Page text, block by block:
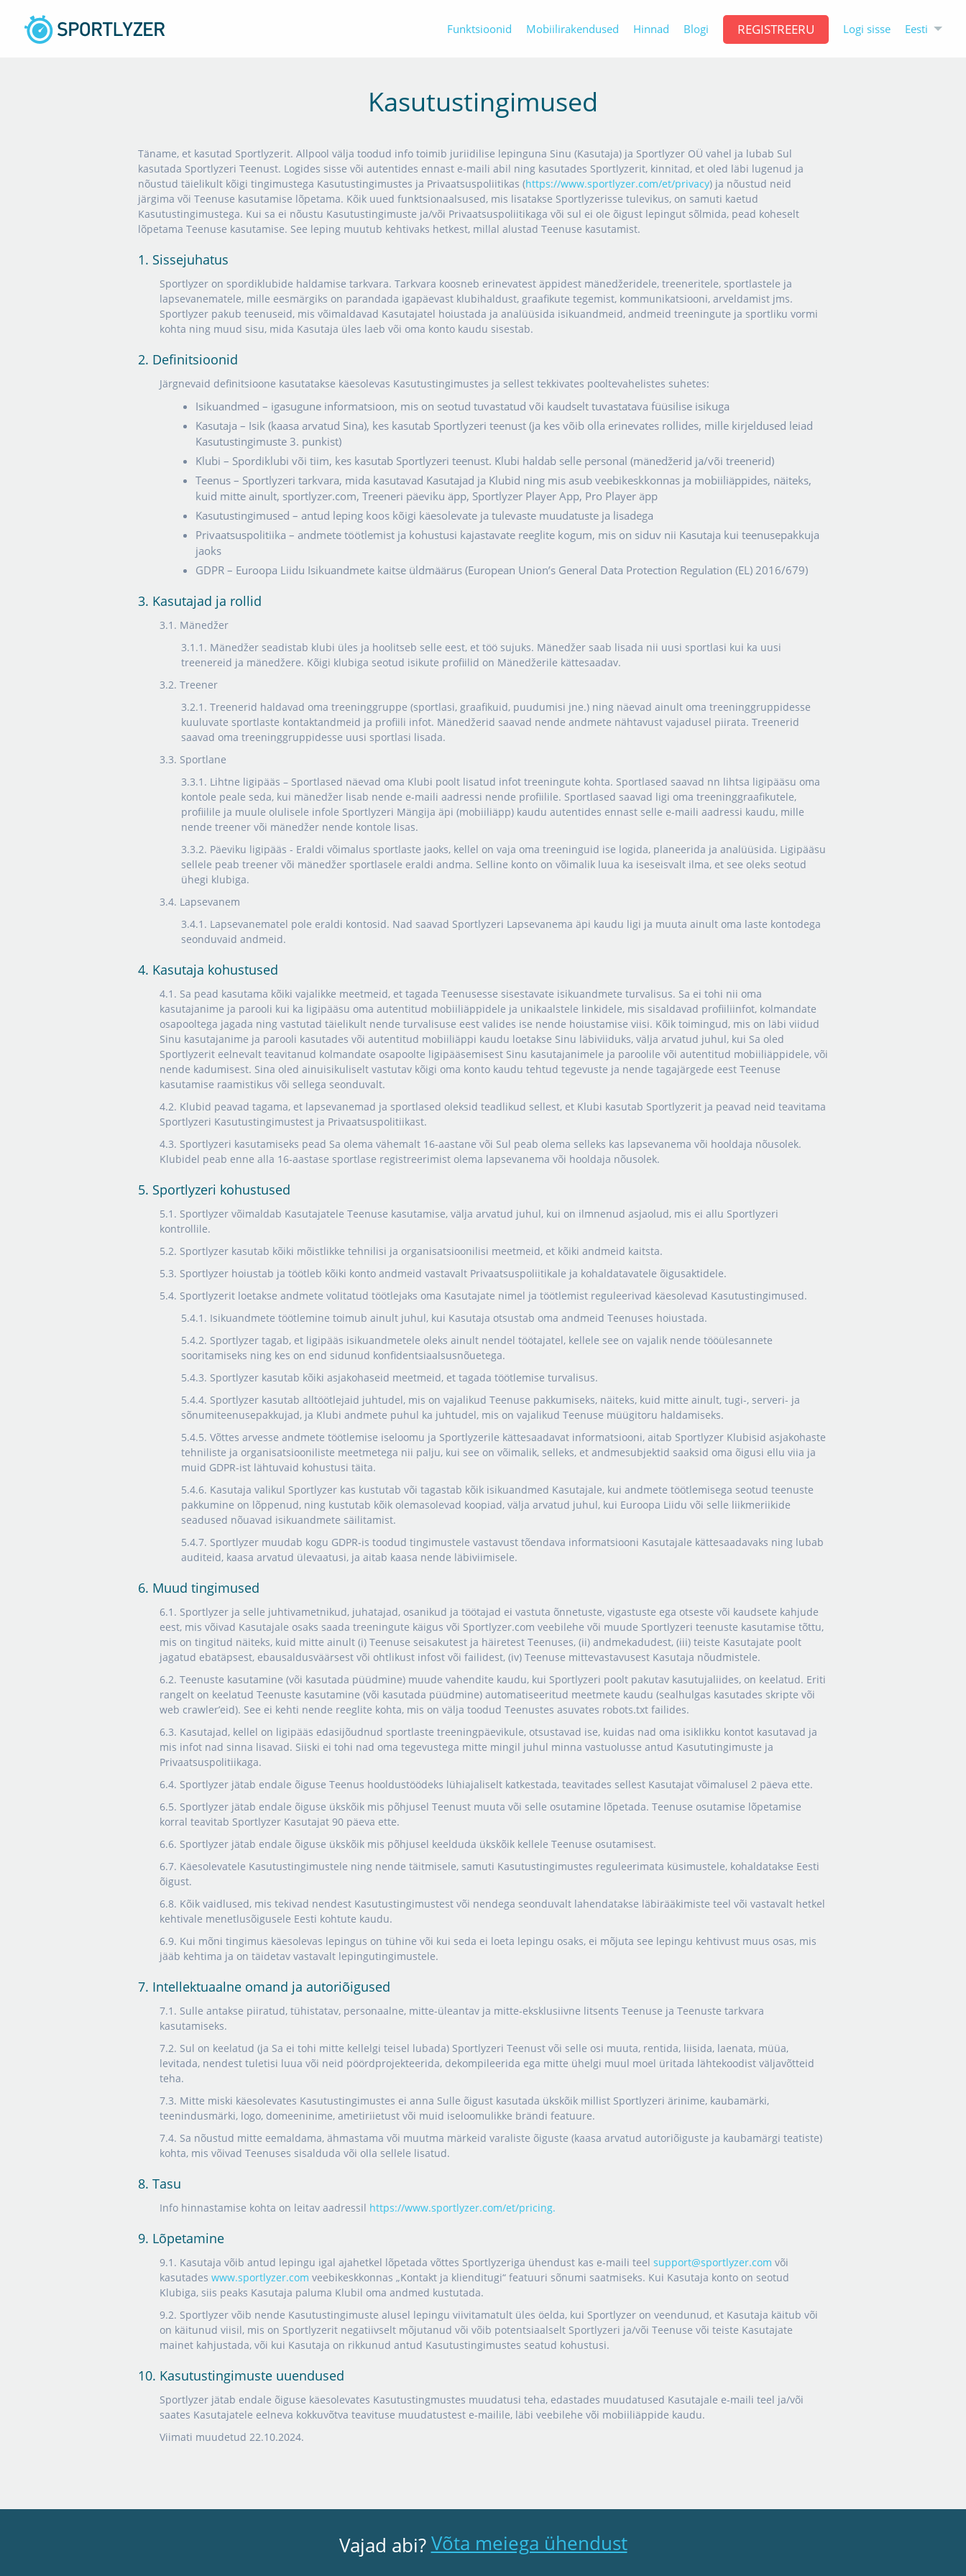
Funktsioonid Mobiilirakendused Hinnad Blogi REGISTREERU Logi sisse Eesti
Kasutustingimused
Täname, et kasutad Sportlyzerit. Allpool välja toodud info toimib juriidilise lepinguna Sinu (Kasutaja) ja Sportlyzer OÜ vahel ja lubab Sul
kasutada Sportlyzeri Teenust. Logides sisse või autentides ennast e-maili abil ning kasutades Sportlyzerit, kinnitad, et oled läbi lugenud ja
nõustud täielikult kõigi tingimustega Kasutustingimustes ja Privaatsuspoliitikas (https://www.sportlyzer.com/et/privacy) ja nõustud neid
järgima või Teenuse kasutamise lõpetama. Kõik uued funktsionaalsused, mis lisatakse Sportlyzerisse tulevikus, on samuti kaetud
Kasutustingimustega. Kui sa ei nõustu Kasutustingimuste ja/või Privaatsuspoliitikaga või sul ei ole õigust lepingut sõlmida, pead koheselt
lõpetama Teenuse kasutamise. See leping muutub kehtivaks hetkest, millal alustad Teenuse kasutamist.
1. Sissejuhatus
Sportlyzer on spordiklubide haldamise tarkvara. Tarkvara koosneb erinevatest äppidest mänedžeridele, treeneritele, sportlastele ja
lapsevanematele, mille eesmärgiks on parandada igapäevast klubihaldust, graafikute tegemist, kommunikatsiooni, arveldamist jms.
Sportlyzer pakub teenuseid, mis võimaldavad Kasutajatel hoiustada ja analüüsida isikuandmeid, andmeid treeningute ja sportliku vormi
kohta ning muud sisu, mida Kasutaja üles laeb või oma konto kaudu sisestab.
2. Definitsioonid
Järgnevaid definitsioone kasutatakse käesolevas Kasutustingimustes ja sellest tekkivates pooltevahelistes suhetes:
Isikuandmed – igasugune informatsioon, mis on seotud tuvastatud või kaudselt tuvastatava füüsilise isikuga
Kasutaja – Isik (kaasa arvatud Sina), kes kasutab Sportlyzeri teenust (ja kes võib olla erinevates rollides, mille kirjeldused leiad
Kasutustingimuste 3. punkist)
Klubi – Spordiklubi või tiim, kes kasutab Sportlyzeri teenust. Klubi haldab selle personal (mänedžerid ja/või treenerid)
Teenus – Sportlyzeri tarkvara, mida kasutavad Kasutajad ja Klubid ning mis asub veebikeskkonnas ja mobiiliäppides, näiteks,
kuid mitte ainult, sportlyzer.com, Treeneri päeviku äpp, Sportlyzer Player App, Pro Player äpp
Kasutustingimused – antud leping koos kõigi käesolevate ja tulevaste muudatuste ja lisadega
Privaatsuspolitiika – andmete töötlemist ja kohustusi kajastavate reeglite kogum, mis on siduv nii Kasutaja kui teenusepakkuja
jaoks
GDPR – Euroopa Liidu Isikuandmete kaitse üldmäärus (European Union’s General Data Protection Regulation (EL) 2016/679)
3. Kasutajad ja rollid
3.1. Mänedžer
3.1.1. Mänedžer seadistab klubi üles ja hoolitseb selle eest, et töö sujuks. Mänedžer saab lisada nii uusi sportlasi kui ka uusi
treenereid ja mänedžere. Kõigi klubiga seotud isikute profiilid on Mänedžerile kättesaadav.
3.2. Treener
3.2.1. Treenerid haldavad oma treeninggruppe (sportlasi, graafikuid, puudumisi jne.) ning näevad ainult oma treeninggruppidesse
kuuluvate sportlaste kontaktandmeid ja profiili infot. Mänedžerid saavad nende andmete nähtavust vajadusel piirata. Treenerid
saavad oma treeninggruppidesse uusi sportlasi lisada.
3.3. Sportlane
3.3.1. Lihtne ligipääs – Sportlased näevad oma Klubi poolt lisatud infot treeningute kohta. Sportlased saavad nn lihtsa ligipääsu oma
kontole peale seda, kui mänedžer lisab nende e-maili aadressi nende profiilile. Sportlased saavad ligi oma treeninggraafikutele,
profiilile ja muule olulisele infole Sportlyzeri Mängija äpi (mobiiliäpp) kaudu autentides ennast selle e-maili aadressi kaudu, mille
nende treener või mänedžer nende kontole lisas.
3.3.2. Päeviku ligipääs - Eraldi võimalus sportlaste jaoks, kellel on vaja oma treeninguid ise logida, planeerida ja analüüsida. Ligipääsu
sellele peab treener või mänedžer sportlasele eraldi andma. Selline konto on võimalik luua ka iseseisvalt ilma, et see oleks seotud
ühegi klubiga.
3.4. Lapsevanem
3.4.1. Lapsevanematel pole eraldi kontosid. Nad saavad Sportlyzeri Lapsevanema äpi kaudu ligi ja muuta ainult oma laste kontodega
seonduvaid andmeid.
4. Kasutaja kohustused
4.1. Sa pead kasutama kõiki vajalikke meetmeid, et tagada Teenusesse sisestavate isikuandmete turvalisus. Sa ei tohi nii oma
kasutajanime ja parooli kui ka ligipääsu oma autentitud mobiiliäppidele ja unikaalstele linkidele, mis sisaldavad profiiliinfot, kolmandate
osapooltega jagada ning vastutad täielikult nende turvalisuse eest valides ise nende hoiustamise viisi. Kõik toimingud, mis on läbi viidud
Sinu kasutajanime ja parooli kasutades või autentitud mobiiliäppi kaudu loetakse Sinu läbiviiduks, välja arvatud juhul, kui Sa oled
Sportlyzerit eelnevalt teavitanud kolmandate osapoolte ligipääsemisest Sinu kasutajanimele ja paroolile või autentitud mobiiliäppidele, või
nende kadumisest. Sina oled ainuisikuliselt vastutav kõigi oma konto kaudu tehtud tegevuste ja nende tagajärgede eest Teenuse
kasutamise raamistikus või sellega seonduvalt.
4.2. Klubid peavad tagama, et lapsevanemad ja sportlased oleksid teadlikud sellest, et Klubi kasutab Sportlyzerit ja peavad neid teavitama
Sportlyzeri Kasutustingimustest ja Privaatsuspolitiikast.
4.3. Sportlyzeri kasutamiseks pead Sa olema vähemalt 16-aastane või Sul peab olema selleks kas lapsevanema või hooldaja nõusolek.
Klubidel peab enne alla 16-aastase sportlase registreerimist olema lapsevanema või hooldaja nõusolek.
5. Sportlyzeri kohustused
5.1. Sportlyzer võimaldab Kasutajatele Teenuse kasutamise, välja arvatud juhul, kui on ilmnenud asjaolud, mis ei allu Sportlyzeri
kontrollile.
5.2. Sportlyzer kasutab kõiki mõistlikke tehnilisi ja organisatsioonilisi meetmeid, et kõiki andmeid kaitsta.
5.3. Sportlyzer hoiustab ja töötleb kõiki konto andmeid vastavalt Privaatsuspoliitikale ja kohaldatavatele õigusaktidele.
5.4. Sportlyzerit loetakse andmete volitatud töötlejaks oma Kasutajate nimel ja töötlemist reguleerivad käesolevad Kasutustingimused.
5.4.1. Isikuandmete töötlemine toimub ainult juhul, kui Kasutaja otsustab oma andmeid Teenuses hoiustada.
5.4.2. Sportlyzer tagab, et ligipääs isikuandmetele oleks ainult nendel töötajatel, kellele see on vajalik nende tööülesannete
sooritamiseks ning kes on end sidunud konfidentsiaalsusnõuetega.
5.4.3. Sportlyzer kasutab kõiki asjakohaseid meetmeid, et tagada töötlemise turvalisus.
5.4.4. Sportlyzer kasutab alltöötlejaid juhtudel, mis on vajalikud Teenuse pakkumiseks, näiteks, kuid mitte ainult, tugi-, serveri- ja
sõnumiteenusepakkujad, ja Klubi andmete puhul ka juhtudel, mis on vajalikud Teenuse müügitoru haldamiseks.
5.4.5. Võttes arvesse andmete töötlemise iseloomu ja Sportlyzerile kättesaadavat informatsiooni, aitab Sportlyzer Klubisid asjakohaste
tehniliste ja organisatsiooniliste meetmetega nii palju, kui see on võimalik, selleks, et andmesubjektid saaksid oma õigusi ellu viia ja
muid GDPR-ist lähtuvaid kohustusi täita.
5.4.6. Kasutaja valikul Sportlyzer kas kustutab või tagastab kõik isikuandmed Kasutajale, kui andmete töötlemisega seotud teenuste
pakkumine on lõppenud, ning kustutab kõik olemasolevad koopiad, välja arvatud juhul, kui Euroopa Liidu või selle liikmeriikide
seadused nõuavad isikuandmete säilitamist.
5.4.7. Sportlyzer muudab kogu GDPR-is toodud tingimustele vastavust tõendava informatsiooni Kasutajale kättesaadavaks ning lubab
auditeid, kaasa arvatud ülevaatusi, ja aitab kaasa nende läbiviimisele.
6. Muud tingimused
6.1. Sportlyzer ja selle juhtivametnikud, juhatajad, osanikud ja töötajad ei vastuta õnnetuste, vigastuste ega otseste või kaudsete kahjude
eest, mis võivad Kasutajale osaks saada treeningute käigus või Sportlyzer.com veebilehe või muude Sportlyzeri teenuste kasutamise tõttu,
mis on tingitud näiteks, kuid mitte ainult (i) Teenuse seisakutest ja häiretest Teenuses, (ii) andmekadudest, (iii) teiste Kasutajate poolt
jagatud ebatäpsest, ebausaldusväärsest või ohtlikust infost või failidest, (iv) Teenuse mittevastavusest Kasutaja nõudmistele.
6.2. Teenuste kasutamine (või kasutada püüdmine) muude vahendite kaudu, kui Sportlyzeri poolt pakutav kasutujaliides, on keelatud. Eriti
rangelt on keelatud Teenuste kasutamine (või kasutada püüdmine) automatiseeritud meetmete kaudu (sealhulgas kasutades skripte või
web crawler’eid). See ei kehti nende reeglite kohta, mis on välja toodud Teenustes asuvates robots.txt failides.
6.3. Kasutajad, kellel on ligipääs edasijõudnud sportlaste treeningpäevikule, otsustavad ise, kuidas nad oma isiklikku kontot kasutavad ja
mis infot nad sinna lisavad. Siiski ei tohi nad oma tegevustega mitte mingil juhul minna vastuolusse antud Kasututingimuste ja
Privaatsuspolitiikaga.
6.4. Sportlyzer jätab endale õiguse Teenus hooldustöödeks lühiajaliselt katkestada, teavitades sellest Kasutajat võimalusel 2 päeva ette.
6.5. Sportlyzer jätab endale õiguse ükskõik mis põhjusel Teenust muuta või selle osutamine lõpetada. Teenuse osutamise lõpetamise
korral teavitab Sportlyzer Kasutajat 90 päeva ette.
6.6. Sportlyzer jätab endale õiguse ükskõik mis põhjusel keelduda ükskõik kellele Teenuse osutamisest.
6.7. Käesolevatele Kasutustingimustele ning nende täitmisele, samuti Kasutustingimustes reguleerimata küsimustele, kohaldatakse Eesti
õigust.
6.8. Kõik vaidlused, mis tekivad nendest Kasutustingimustest või nendega seonduvalt lahendatakse läbirääkimiste teel või vastavalt hetkel
kehtivale menetlusõigusele Eesti kohtute kaudu.
6.9. Kui mõni tingimus käesolevas lepingus on tühine või kui seda ei loeta lepingu osaks, ei mõjuta see lepingu kehtivust muus osas, mis
jääb kehtima ja on täidetav vastavalt lepingutingimustele.
7. Intellektuaalne omand ja autoriõigused
7.1. Sulle antakse piiratud, tühistatav, personaalne, mitte-üleantav ja mitte-eksklusiivne litsents Teenuse ja Teenuste tarkvara
kasutamiseks.
7.2. Sul on keelatud (ja Sa ei tohi mitte kellelgi teisel lubada) Sportlyzeri Teenust või selle osi muuta, rentida, liisida, laenata, müüa,
levitada, nendest tuletisi luua või neid pöördprojekteerida, dekompileerida ega mitte ühelgi muul moel üritada lähtekoodist väljavõtteid
teha.
7.3. Mitte miski käesolevates Kasutustingimustes ei anna Sulle õigust kasutada ükskõik millist Sportlyzeri ärinime, kaubamärki,
teenindusmärki, logo, domeeninime, ametiriietust või muid iseloomulikke brändi featuure.
7.4. Sa nõustud mitte eemaldama, ähmastama või muutma märkeid varaliste õiguste (kaasa arvatud autoriõiguste ja kaubamärgi teatiste)
kohta, mis võivad Teenuses sisalduda või olla sellele lisatud.
8. Tasu
Info hinnastamise kohta on leitav aadressil https://www.sportlyzer.com/et/pricing.
9. Lõpetamine
9.1. Kasutaja võib antud lepingu igal ajahetkel lõpetada võttes Sportlyzeriga ühendust kas e-maili teel support@sportlyzer.com või
kasutades www.sportlyzer.com veebikeskkonnas „Kontakt ja klienditugi“ featuuri sõnumi saatmiseks. Kui Kasutaja konto on seotud
Klubiga, siis peaks Kasutaja paluma Klubil oma andmed kustutada.
9.2. Sportlyzer võib nende Kasutustingimuste alusel lepingu viivitamatult üles öelda, kui Sportlyzer on veendunud, et Kasutaja käitub või
on käitunud viisil, mis on Sportlyzerit negatiivselt mõjutanud või võib potentsiaalselt Sportlyzeri ja/või Teenuse või teiste Kasutajate
mainet kahjustada, või kui Kasutaja on rikkunud antud Kasutustingimustes seatud kohustusi.
10. Kasutustingimuste uuendused
Sportlyzer jätab endale õiguse käesolevates Kasutustingmustes muudatusi teha, edastades muudatused Kasutajale e-maili teel ja/või
saates Kasutajatele eelneva kokkuvõtva teavituse muudatustest e-mailile, läbi veebilehe või mobiiliäppide kaudu.
Viimati muudetud 22.10.2024.
Vajad abi? Võta meiega ühendust